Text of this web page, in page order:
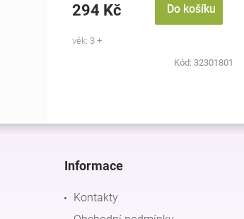
294 Kč Do košíku
věk: 3 +
Kód: 32301801
Informace
Kontakty